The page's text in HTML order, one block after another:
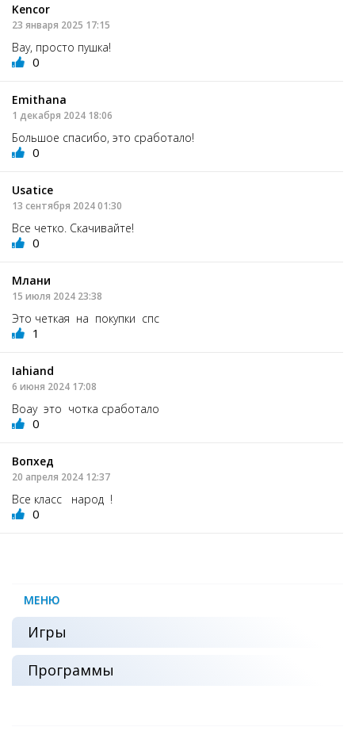
Kencor
23 января 2025 17:15
Вау, просто пушка!
0
Emithana
1 декабря 2024 18:06
Большое спасибо, это сработало!
0
Usatice
13 сентября 2024 01:30
Все четко. Скачивайте!
0
Млани
15 июля 2024 23:38
Это четкая на покупки спс
1
Iahiand
6 июня 2024 17:08
Воау это чотка сработало
0
Вопхед
20 апреля 2024 12:37
Все класс народ !
0
МЕНЮ
Игры
Программы